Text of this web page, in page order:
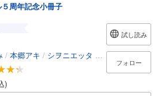
周年記念小冊子
/ 本郷アキ / シヲニエッタ 花色/堤/篁ふ
)
試し読み
フォロー